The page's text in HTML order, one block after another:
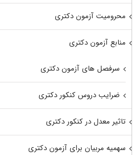
محرومیت آزمون دکتری
منابع آزمون دکتری
سرفصل های آزمون دکتری
ضرایب دروس کنکور دکتری
تاثیر معدل در کنکور دکتری
سهمیه مربیان برای آزمون دکتری